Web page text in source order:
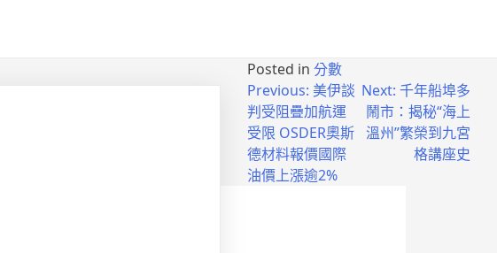
Posted in 分數
Previous: 美伊談
判受阻疊加航運
受限 OSDER奧斯
德材料報價國際
油價上漲逾2%
Next: 千年船埠多
鬧市：揭秘“海上
溫州”繁榮到九宮
格講座史